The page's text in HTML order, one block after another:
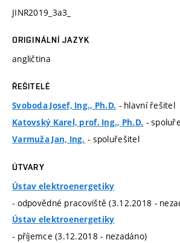
JINR2019_3a3_
ORIGINÁLNÍ JAZYK
angličtina
ŘEŠITELÉ
Svoboda Josef, Ing., Ph.D. - hlavní řešitel
Katovský Karel, prof. Ing., Ph.D. -
Varmuža Jan, Ing. - spoluřešitel
ÚTVARY
Ústav elektroenergetiky
- odpovědné pracoviště (3.12.2018 -
Ústav elektroenergetiky
- příjemce (3.12.2018 - nezadáno)